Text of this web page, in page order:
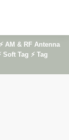
AM & RF Antenna
Soft Tag ⚡ Tag